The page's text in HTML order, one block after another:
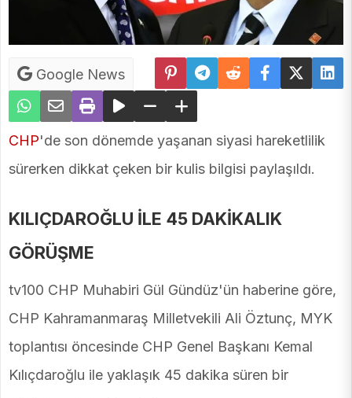
Google News
CHP'de son dönemde yaşanan siyasi hareketlilik
sürerken dikkat çeken bir kulis bilgisi paylaşıldı.
KILIÇDAROĞLU İLE 45 DAKİKALIK
GÖRÜŞME
tv100 CHP Muhabiri Gül Gündüz'ün haberine göre,
CHP Kahramanmaraş Milletvekili Ali Öztunç, MYK
toplantısı öncesinde CHP Genel Başkanı Kemal
Kılıçdaroğlu ile yaklaşık 45 dakika süren bir